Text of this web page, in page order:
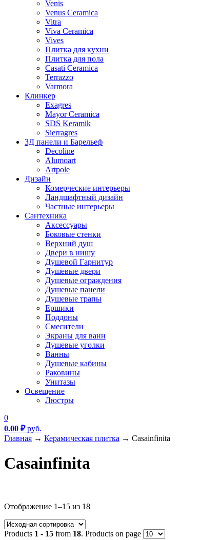
Venis
Venus Ceramica
Vitra
Viva Ceramica
Vives
Плитка для кухни
Плитка для пола
Casati Ceramica
Terrazzo
Varmora
Клинкер
Exagres
Mayor Ceramica
SDS Keramik
Sierragres
3Д панели и Барельеф
Decoline
Alumoart
Artpole
Дизайн
Комерческие интерьеры
Ландшафтный дизайн
Частные интерьеры
Сантехника
Аксессуары
Боковые стенки
Верхний душ
Двери в нишу
Душевой Гарнитур
Душевые двери
Душевые ограждения
Душевые панели
Душевые трапы
Ершики
Поддоны
Смесители
Экраны для ванн
Душевые уголки
Ванны
Душевые кабины
Раковины
Унитазы
Освещение
Люстры
0
0.00 ₽руб.
Главная → Керамическая плитка → Casainfinita
Casainfinita
Метки товаров
Отображение 1–15 из 18
Products 1 - 15 from 18. Products on page